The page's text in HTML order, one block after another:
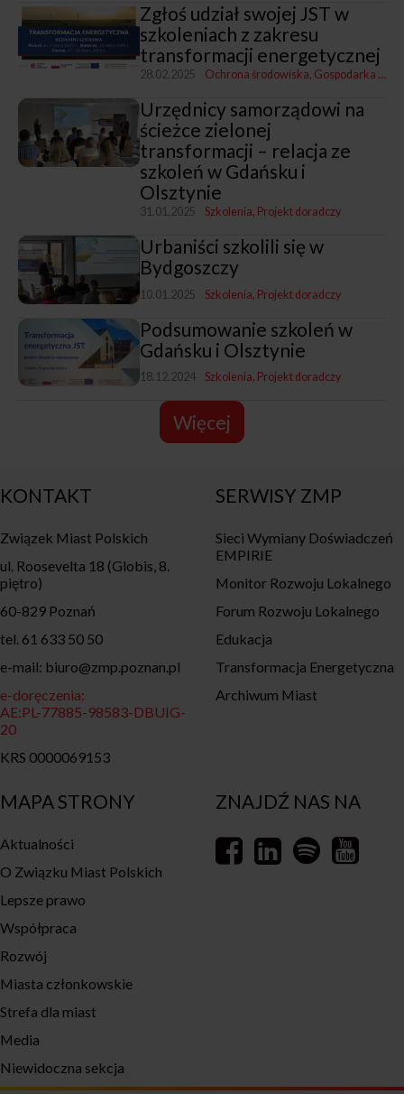
Zgłoś udział swojej JST w
szkoleniach z zakresu
transformacji energetycznej
28.02.2025 Ochrona środowiska Gospodarka komunalna
Urzędnicy samorządowi na
ścieżce zielonej
transformacji – relacja ze
szkoleń w Gdańsku i
Olsztynie
31.01.2025 Szkolenia Projekt doradczy
Urbaniści szkolili się w
Bydgoszczy
10.01.2025 Szkolenia Projekt doradczy
Podsumowanie szkoleń w
Gdańsku i Olsztynie
18.12.2024 Szkolenia Projekt doradczy
Więcej
MAPA STRONY
Aktualności
O Związku Miast Polskich
Lepsze prawo
Współpraca
Rozwój
Miasta członkowskie
Strefa dla miast
Media
Niewidoczna sekcja
KONTAKT
Związek Miast Polskich
ul. Roosevelta 18 (Globis, 8.
piętro)
60-829 Poznań
tel. 61 633 50 50
e-mail: biuro@zmp.poznan.pl
e-doręczenia:
AE:PL-77885-98583-DBUIG-
20
KRS 0000069153
SERWISY ZMP
Sieci Wymiany Doświadczeń
EMPIRIE
Monitor Rozwoju Lokalnego
Forum Rozwoju Lokalnego
Edukacja
Transformacja Energetyczna
Archiwum Miast
ZNAJDŹ NAS NA